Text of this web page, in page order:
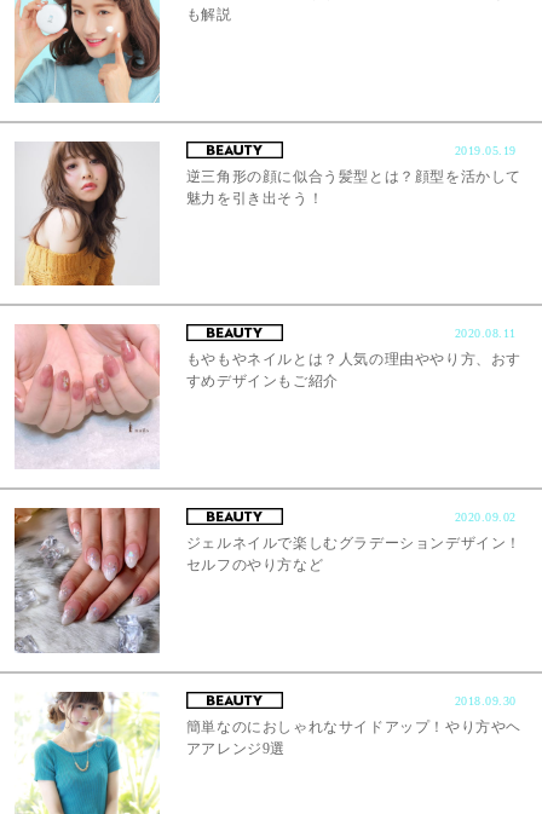
も解説
2019.05.19
逆三角形の顔に似合う髪型とは？顔型を活かして
魅力を引き出そう！
2020.08.11
もやもやネイルとは？人気の理由ややり方、おす
すめデザインもご紹介
2020.09.02
ジェルネイルで楽しむグラデーションデザイン！
セルフのやり方など
2018.09.30
簡単なのにおしゃれなサイドアップ！やり方やヘ
アアレンジ9選